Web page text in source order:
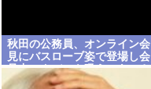
秋田の公務員、オンライン会
見にバスローブ姿で登場し会
見中にタバコを吸う←あのさ
あ！